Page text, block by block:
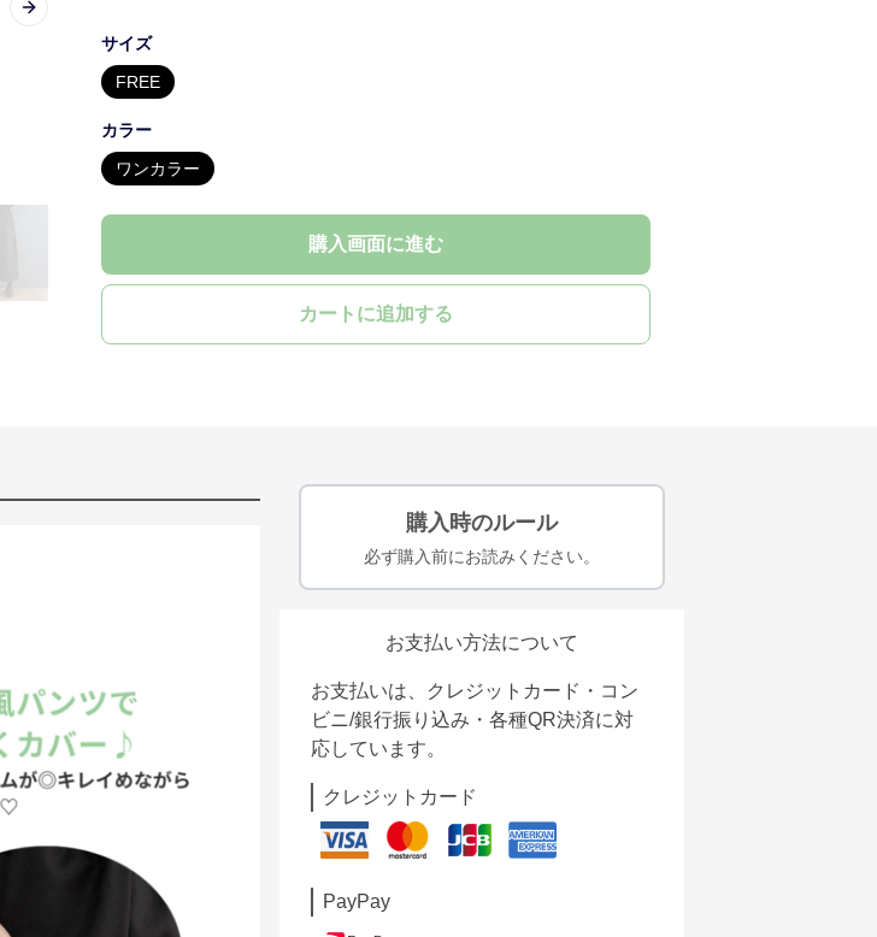
Next slide
サイズ
FREE
カラー
ワンカラー
購入画面に進む
カートに追加する
購入時のルール
必ず購入前にお読みください。
お支払い方法について
お支払いは、クレジットカード・コン
ビニ/銀行振り込み・各種QR決済に対
応しています。
クレジットカード
PayPay